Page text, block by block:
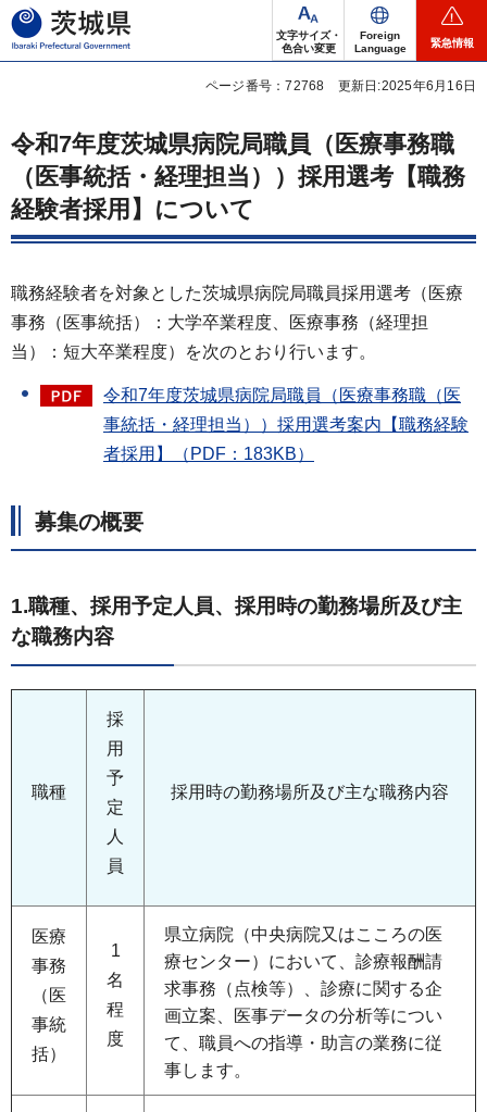
茨城県
文字サイズ・
色合い変更
Foreign
Language
緊急情報
ページ番号：72768 更新日:2025年6月16日
令和7年度茨城県病院局職員（医療事務職
（医事統括・経理担当））採用選考【職務
経験者採用】について
職務経験者を対象とした茨城県病院局職員採用選考（医療
事務（医事統括）：大学卒業程度、医療事務（経理担
当）：短大卒業程度）を次のとおり行います。
令和7年度茨城県病院局職員（医療事務職（医
事統括・経理担当））採用選考案内【職務経験
者採用】（PDF：183KB）
募集の概要
1.職種、採用予定人員、採用時の勤務場所及び主
な職務内容
職種
採
用
予
定
人
員
採用時の勤務場所及び主な職務内容
医療
事務
（医
事統
括）
1
名
程
度
県立病院（中央病院又はこころの医
療センター）において、診療報酬請
求事務（点検等）、診療に関する企
画立案、医事データの分析等につい
て、職員への指導・助言の業務に従
事します。